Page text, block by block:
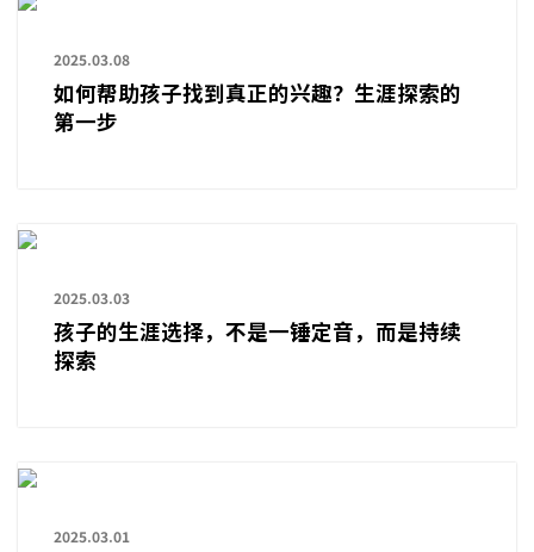
2025.03.08
如何帮助孩子找到真正的兴趣？生涯探索的
第一步
2025.03.03
孩子的生涯选择，不是一锤定音，而是持续
探索
2025.03.01